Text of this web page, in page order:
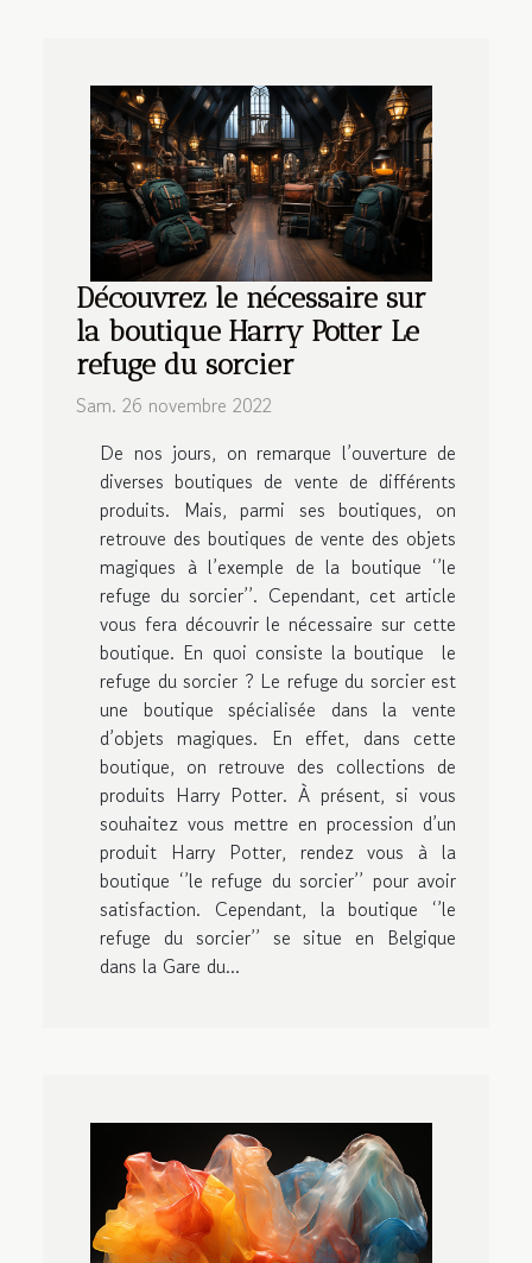
Découvrez le nécessaire sur
la boutique Harry Potter Le
refuge du sorcier
Sam. 26 novembre 2022
De nos jours, on remarque l’ouverture de
diverses boutiques de vente de différents
produits. Mais, parmi ses boutiques, on
retrouve des boutiques de vente des objets
magiques à l’exemple de la boutique ‘’le
refuge du sorcier’’. Cependant, cet article
vous fera découvrir le nécessaire sur cette
boutique. En quoi consiste la boutique le
refuge du sorcier ? Le refuge du sorcier est
une boutique spécialisée dans la vente
d’objets magiques. En effet, dans cette
boutique, on retrouve des collections de
produits Harry Potter. À présent, si vous
souhaitez vous mettre en procession d’un
produit Harry Potter, rendez vous à la
boutique ‘’le refuge du sorcier’’ pour avoir
satisfaction. Cependant, la boutique ‘’le
refuge du sorcier’’ se situe en Belgique
dans la Gare du...